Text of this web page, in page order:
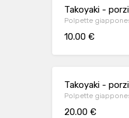
Takoyaki -
Polpette
10.00 €
Takoyaki -
Polpette
20.00 €